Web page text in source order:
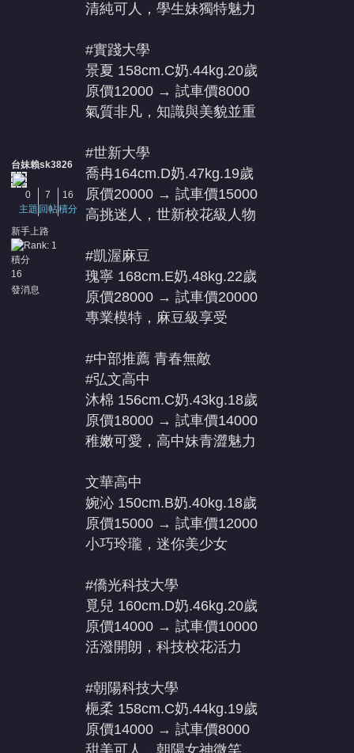
台妹賴sk3826
0
主題
7
回帖
16
積分
新手上路
積分
16
發消息
清純可人，學生妹獨特魅力
#實踐大學
景夏 158cm.C奶.44kg.20歲
原價12000 → 試車價8000
氣質非凡，知識與美貌並重
#世新大學
喬冉164cm.D奶.47kg.19歲
原價20000 → 試車價15000
高挑迷人，世新校花級人物
#凱渥麻豆
瑰寧 168cm.E奶.48kg.22歲
原價28000 → 試車價20000
專業模特，麻豆級享受
#中部推薦 青春無敵
#弘文高中
沐棉 156cm.C奶.43kg.18歲
原價18000 → 試車價14000
稚嫩可愛，高中妹青澀魅力
文華高中
婉沁 150cm.B奶.40kg.18歲
原價15000 → 試車價12000
小巧玲瓏，迷你美少女
#僑光科技大學
覓兒 160cm.D奶.46kg.20歲
原價14000 → 試車價10000
活潑開朗，科技校花活力
#朝陽科技大學
梔柔 158cm.C奶.44kg.19歲
原價14000 → 試車價8000
甜美可人，朝陽女神微笑